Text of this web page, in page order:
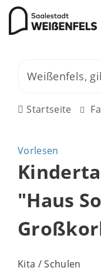
Startseite
Vorlesen
"Haus
Kita / Schulen